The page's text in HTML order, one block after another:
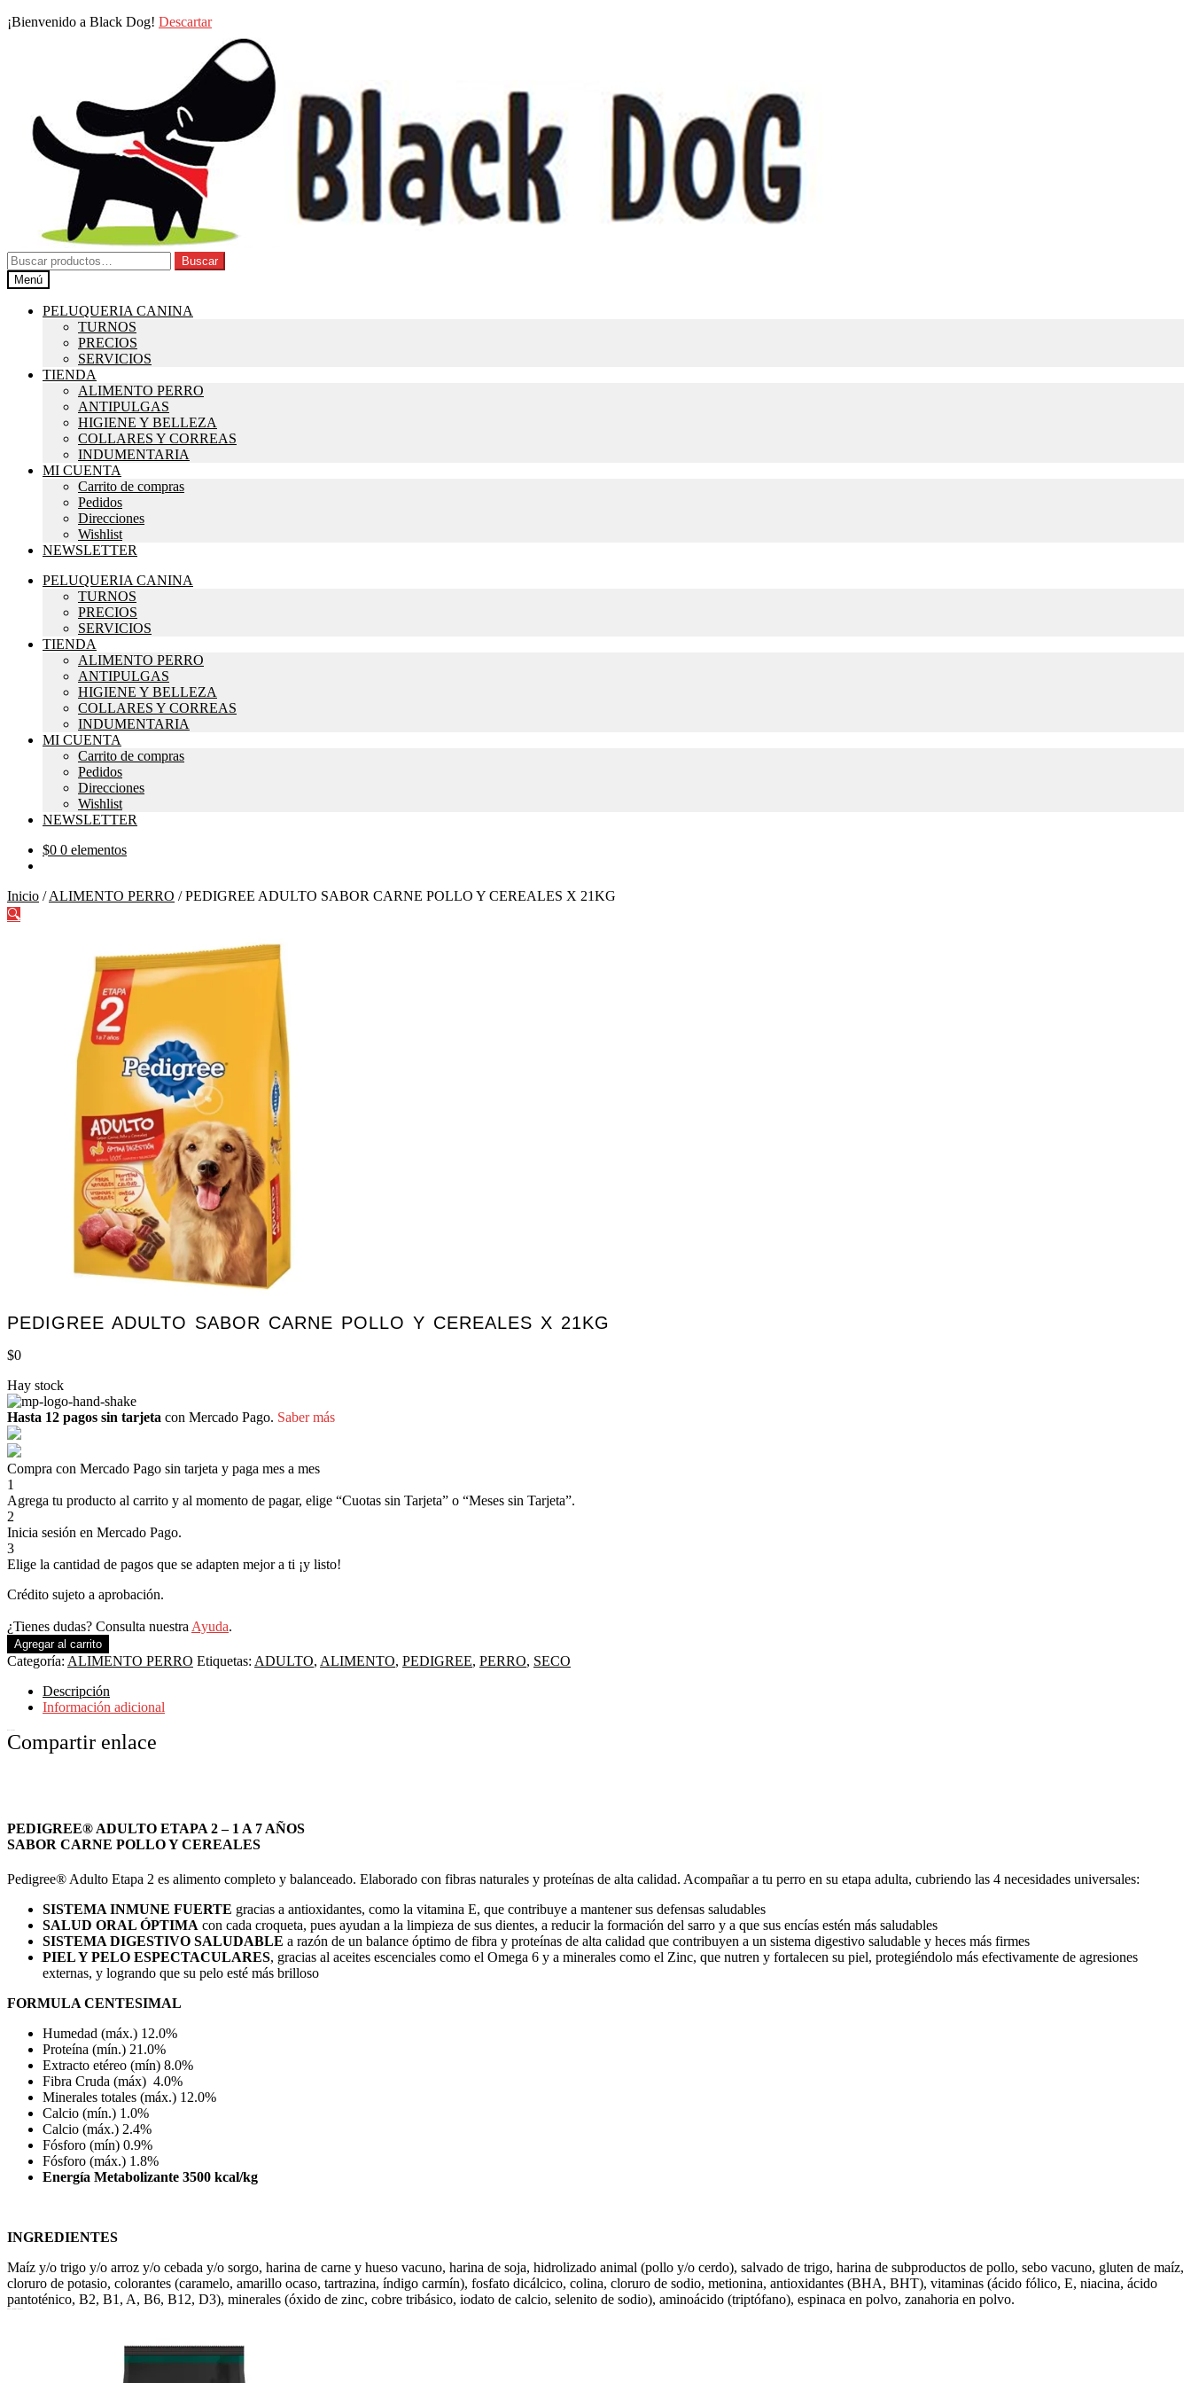
¡Bienvenido a Black Dog! Descartar
Buscar
Menú
PELUQUERIA CANINA
TURNOS
PRECIOS
SERVICIOS
TIENDA
ALIMENTO PERRO
ANTIPULGAS
HIGIENE Y BELLEZA
COLLARES Y CORREAS
INDUMENTARIA
MI CUENTA
Carrito de compras
Pedidos
Direcciones
Wishlist
NEWSLETTER
PELUQUERIA CANINA
TURNOS
PRECIOS
SERVICIOS
TIENDA
ALIMENTO PERRO
ANTIPULGAS
HIGIENE Y BELLEZA
COLLARES Y CORREAS
INDUMENTARIA
MI CUENTA
Carrito de compras
Pedidos
Direcciones
Wishlist
NEWSLETTER
$0 0 elementos
Inicio /ALIMENTO PERRO /PEDIGREE ADULTO SABOR CARNE POLLO Y CEREALES X 21KG
🔍
PEDIGREE ADULTO SABOR CARNE POLLO Y CEREALES X 21KG
$0
Hay stock
Hasta 12 pagos sin tarjeta con Mercado Pago. Saber más
Compra con Mercado Pago sin tarjeta y paga mes a mes
1
Agrega tu producto al carrito y al momento de pagar, elige “Cuotas sin Tarjeta” o “Meses sin Tarjeta”.
2
Inicia sesión en Mercado Pago.
3
Elige la cantidad de pagos que se adapten mejor a ti ¡y listo!
Crédito sujeto a aprobación.
¿Tienes dudas? Consulta nuestra Ayuda.
Agregar al carrito
Categoría: ALIMENTO PERRO Etiquetas: ADULTO, ALIMENTO, PEDIGREE, PERRO, SECO
Descripción
Información adicional
Compartir enlace
PEDIGREE® ADULTO ETAPA 2 – 1 A 7 AÑOS
SABOR CARNE POLLO Y CEREALES
Pedigree® Adulto Etapa 2 es alimento completo y balanceado. Elaborado con fibras naturales y proteínas de alta calidad. Acompañar a tu perro en su etapa adulta, cubriendo las 4 necesidades universales:
SISTEMA INMUNE FUERTE gracias a antioxidantes, como la vitamina E, que contribuye a mantener sus defensas saludables
SALUD ORAL ÓPTIMA con cada croqueta, pues ayudan a la limpieza de sus dientes, a reducir la formación del sarro y a que sus encías estén más saludables
SISTEMA DIGESTIVO SALUDABLE a razón de un balance óptimo de fibra y proteínas de alta calidad que contribuyen a un sistema digestivo saludable y heces más firmes
PIEL Y PELO ESPECTACULARES, gracias al aceites escenciales como el Omega 6 y a minerales como el Zinc, que nutren y fortalecen su piel, protegiéndolo más efectivamente de agresiones
externas, y logrando que su pelo esté más brilloso
FORMULA CENTESIMAL
Humedad (máx.) 12.0%
Proteína (mín.) 21.0%
Extracto etéreo (mín) 8.0%
Fibra Cruda (máx) 4.0%
Minerales totales (máx.) 12.0%
Calcio (mín.) 1.0%
Calcio (máx.) 2.4%
Fósforo (mín) 0.9%
Fósforo (máx.) 1.8%
Energía Metabolizante 3500 kcal/kg
INGREDIENTES
Maíz y/o trigo y/o arroz y/o cebada y/o sorgo, harina de carne y hueso vacuno, harina de soja, hidrolizado animal (pollo y/o cerdo), salvado de trigo, harina de subproductos de pollo, sebo vacuno, gluten de maíz,
cloruro de potasio, colorantes (caramelo, amarillo ocaso, tartrazina, índigo carmín), fosfato dicálcico, colina, cloruro de sodio, metionina, antioxidantes (BHA, BHT), vitaminas (ácido fólico, E, niacina, ácido
pantoténico, B2, B1, A, B6, B12, D3), minerales (óxido de zinc, cobre tribásico, iodato de calcio, selenito de sodio), aminoácido (triptófano), espinaca en polvo, zanahoria en polvo.